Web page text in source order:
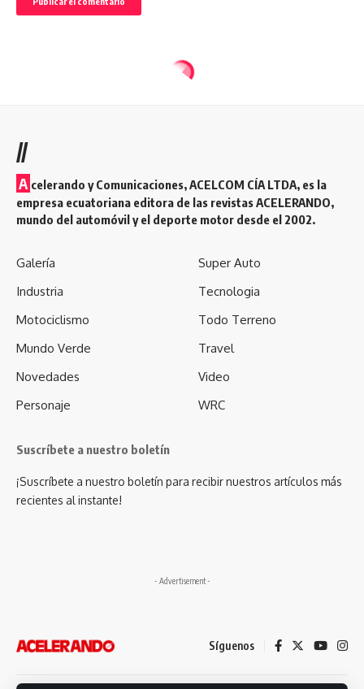
//
A celerando y Comunicaciones, ACELCOM CÍA LTDA, es la
empresa ecuatoriana editora de las revistas ACELERANDO,
mundo del automóvil y el deporte motor desde el 2002.
Galería
Industria
Motociclismo
Mundo Verde
Novedades
Personaje
Super Auto
Tecnologia
Todo Terreno
Travel
Video
WRC
Suscríbete a nuestro boletín
¡Suscríbete a nuestro boletín para recibir nuestros artículos más
recientes al instante!
- Advertisement -
Síguenos